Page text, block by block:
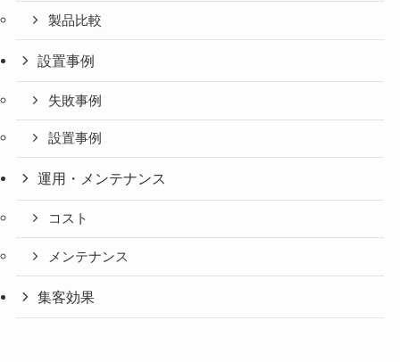
製品比較
設置事例
失敗事例
設置事例
運用・メンテナンス
コスト
メンテナンス
集客効果